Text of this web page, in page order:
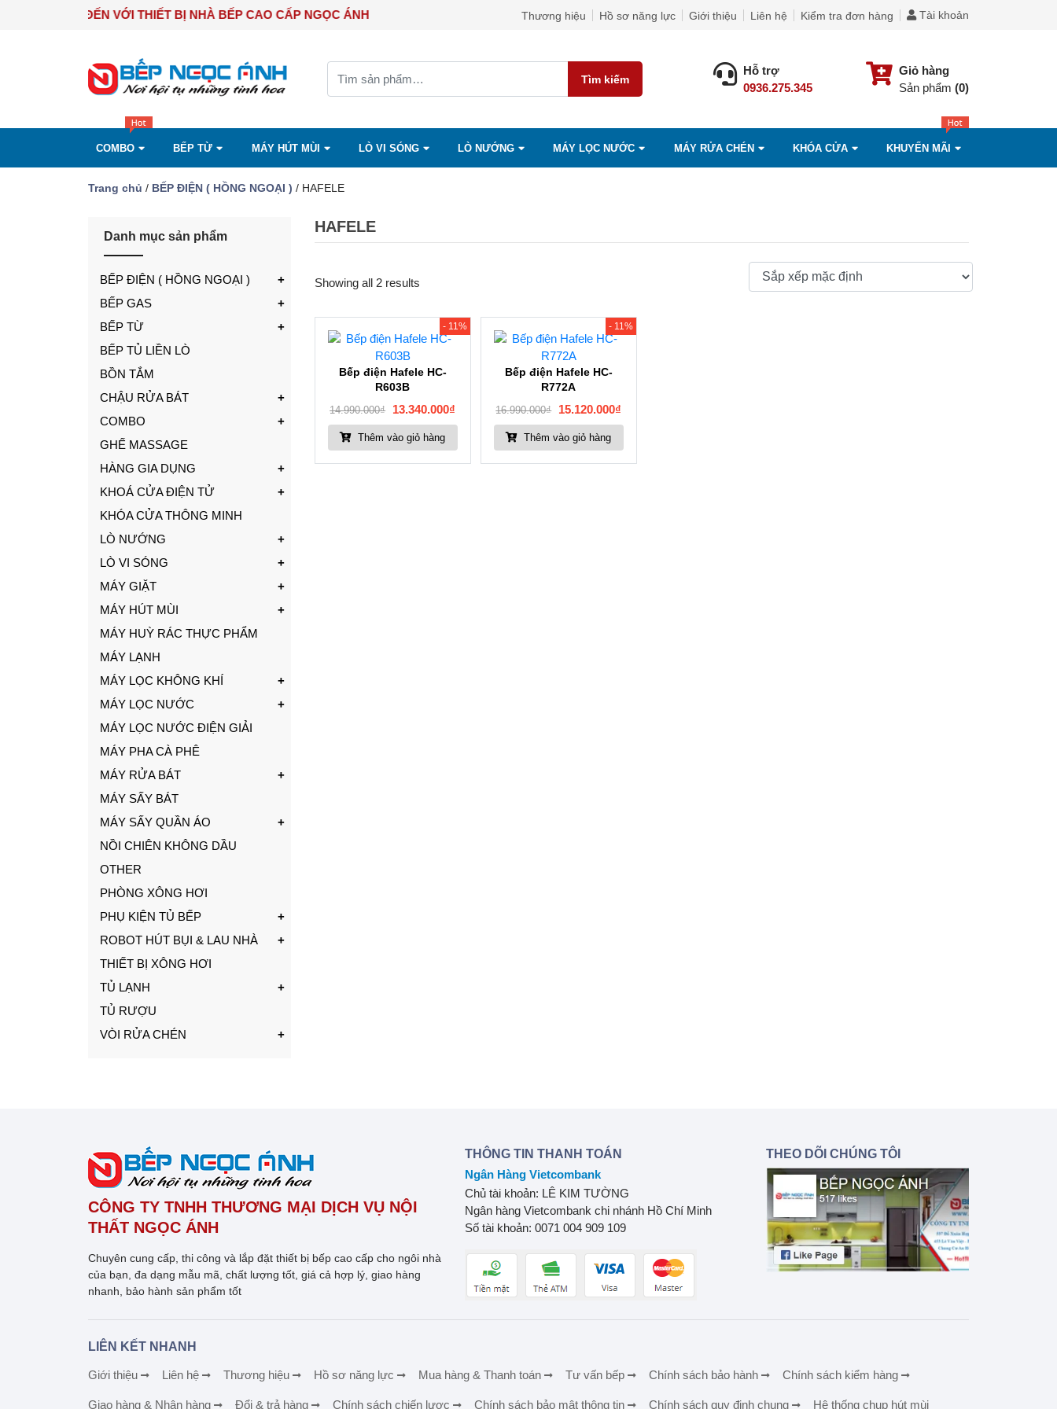
CHÀO MỪNG BẠN ĐẾN VỚI THIẾT BỊ NHÀ BẾP CAO CẤP NGỌC ÁNH Thương hiệu Hồ sơ năng lực Giới thiệu Liên hệ Kiểm tra đơn hàng Tài khoản
Tìm kiếm
Hỗ trợ
0936.275.345
Giỏ hàng
Sản phẩm (0)
COMBO BẾP TỪ MÁY HÚT MÙI LÒ VI SÓNG LÒ NƯỚNG MÁY LỌC NƯỚC MÁY RỬA CHÉN KHÓA CỬA KHUYẾN MÃI
Trang chủ / BẾP ĐIỆN ( HỒNG NGOẠI ) / HAFELE
Danh mục sản phẩm
BẾP ĐIỆN ( HỒNG NGOẠI )
BẾP GAS
BẾP TỪ
BẾP TỦ LIỀN LÒ
BỒN TẮM
CHẬU RỬA BÁT
COMBO
GHẾ MASSAGE
HÀNG GIA DỤNG
KHOÁ CỬA ĐIỆN TỬ
KHÓA CỬA THÔNG MINH
LÒ NƯỚNG
LÒ VI SÓNG
MÁY GIẶT
MÁY HÚT MÙI
MÁY HUỲ RÁC THỰC PHẨM
MÁY LẠNH
MÁY LỌC KHÔNG KHÍ
MÁY LỌC NƯỚC
MÁY LỌC NƯỚC ĐIỆN GIẢI
MÁY PHA CÀ PHÊ
MÁY RỬA BÁT
MÁY SẤY BÁT
MÁY SẤY QUẦN ÁO
NỒI CHIÊN KHÔNG DẦU
OTHER
PHÒNG XÔNG HƠI
PHỤ KIỆN TỦ BẾP
ROBOT HÚT BỤI & LAU NHÀ
THIẾT BỊ XÔNG HƠI
TỦ LẠNH
TỦ RƯỢU
VÒI RỬA CHÉN
HAFELE
Showing all 2 results
- 11%
Bếp điện Hafele HC-
R603B
14.990.000₫ 13.340.000₫
Thêm vào giỏ hàng
- 11%
Bếp điện Hafele HC-
R772A
16.990.000₫ 15.120.000₫
Thêm vào giỏ hàng
CÔNG TY TNHH THƯƠNG MẠI DỊCH VỤ NỘI
THẤT NGỌC ÁNH
Chuyên cung cấp, thi công và lắp đặt thiết bị bếp cao cấp cho ngôi nhà
của bạn, đa dạng mẫu mã, chất lượng tốt, giá cả hợp lý, giao hàng
nhanh, bảo hành sản phẩm tốt
THÔNG TIN THANH TOÁN
Ngân Hàng Vietcombank
Chủ tài khoản: LÊ KIM TƯỜNG
Ngân hàng Vietcombank chi nhánh Hồ Chí Minh
Số tài khoản: 0071 004 909 109
THEO DÕI CHÚNG TÔI
LIÊN KẾT NHANH
Giới thiệu Liên hệ Thương hiệu Hồ sơ năng lực Mua hàng & Thanh toán Tư vấn bếp Chính sách bảo hành Chính sách kiểm hàng
Giao hàng & Nhận hàng Đổi & trả hàng Chính sách chiến lược Chính sách bảo mật thông tin Chính sách quy định chung Hệ thống chụp hút mùi